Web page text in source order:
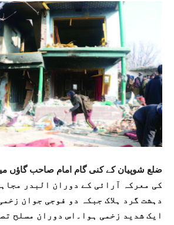
کی معرکہ آرائی کے دوران البدر
دہشت گرد ہلاک جبکہ دو فوجی جوان
ایک شدید زخمی ہوا۔اس دوران مسلح